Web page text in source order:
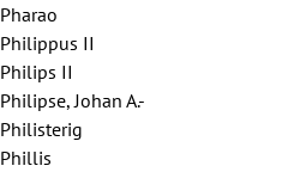
Pharao
Philippus II
Philips II
Philipse, Johan A.-
Philisterig
Phillis